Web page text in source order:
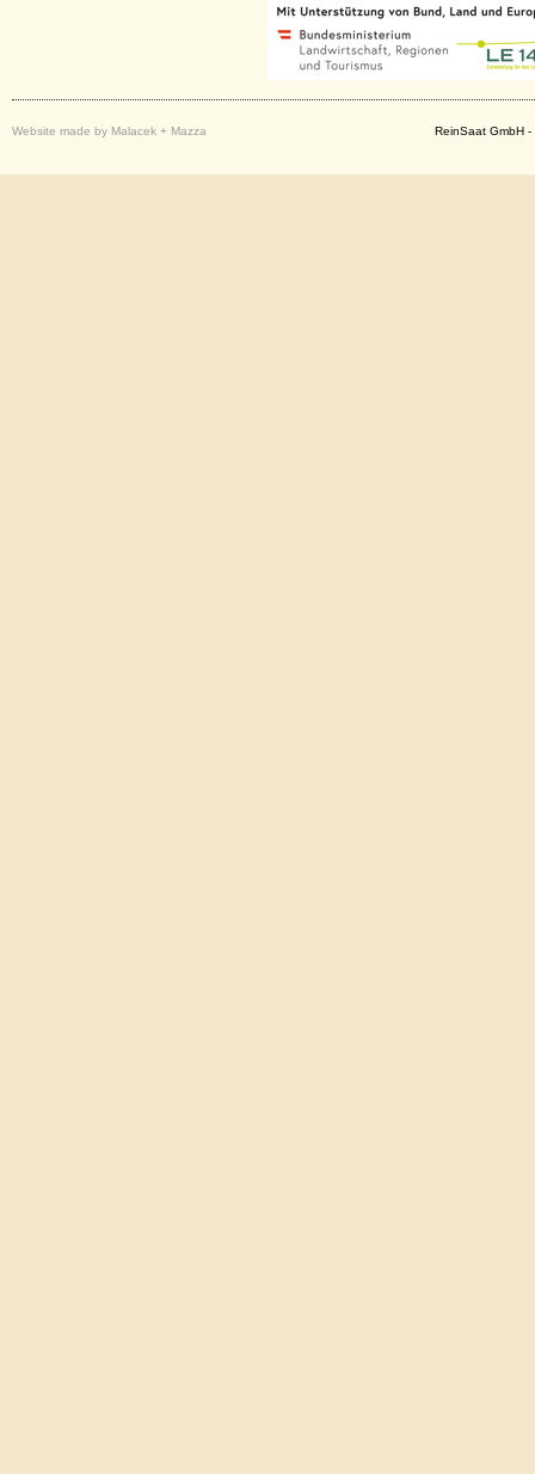
Website made by Malacek + Mazza ReinSaat GmbH